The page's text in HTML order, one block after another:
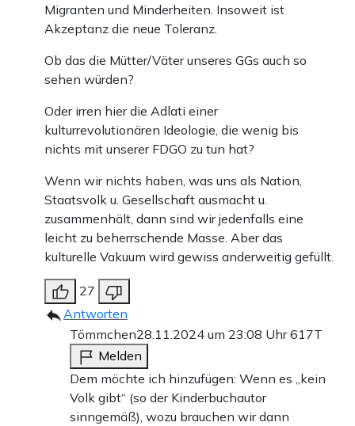
Migranten und Minderheiten. Insoweit ist
Akzeptanz die neue Toleranz.
Ob das die Mütter/Väter unseres GGs auch so
sehen würden?
Oder irren hier die Adlati einer
kulturrevolutionären Ideologie, die wenig bis
nichts mit unserer FDGO zu tun hat?
Wenn wir nichts haben, was uns als Nation,
Staatsvolk u. Gesellschaft ausmacht u.
zusammenhält, dann sind wir jedenfalls eine
leicht zu beherrschende Masse. Aber das
kulturelle Vakuum wird gewiss anderweitig gefüllt.
27
Antworten
Tömmchen28.11.2024 um 23:08 Uhr617T
Melden
Dem möchte ich hinzufügen: Wenn es „kein
Volk gibt“ (so der Kinderbuchautor
sinngemäß), wozu brauchen wir dann